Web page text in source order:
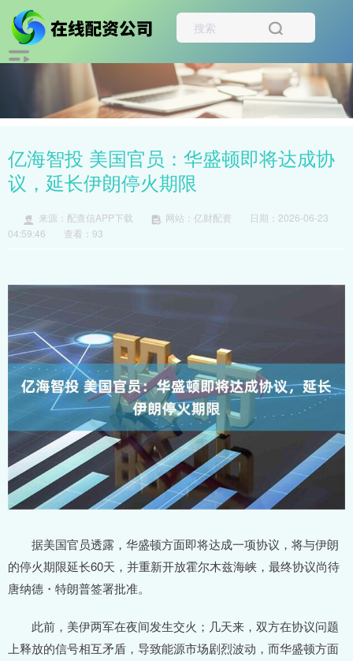
亿海智投 美国官员：华盛顿即将达成协
议，延长伊朗停火期限
来源：配查信APP下载 网站：亿财配资
日期：2026-06-23
04:59:46
查看：93
据美国官员透露，华盛顿方面即将达成一项协议，将与伊朗
的停火期限延长60天，并重新开放霍尔木兹海峡，最终协议尚待
唐纳德・特朗普签署批准。
此前，美伊两军在夜间发生交火；几天来，双方在协议问题
上释放的信号相互矛盾，导致能源市场剧烈波动，而华盛顿方面